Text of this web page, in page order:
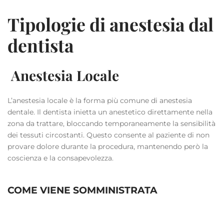
Tipologie di anestesia dal
dentista
Anestesia Locale
L’anestesia locale è la forma più comune di anestesia
dentale. Il dentista inietta un anestetico direttamente nella
zona da trattare, bloccando temporaneamente la sensibilità
dei tessuti circostanti. Questo consente al paziente di non
provare dolore durante la procedura, mantenendo però la
coscienza e la consapevolezza.
COME VIENE SOMMINISTRATA